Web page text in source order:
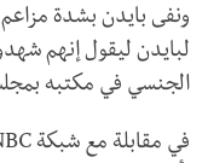
ونفى بايدن بشدة
لبايدن ليقول إنهم
الجنسي في مكتبه
في مقابلة مع شبكة